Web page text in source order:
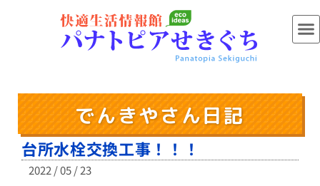
でんきやさん日記
台所水栓交換工事！！！
2022 / 05 / 23